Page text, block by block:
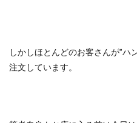
しかしほとんどのお客さんが”ハ
注文しています。